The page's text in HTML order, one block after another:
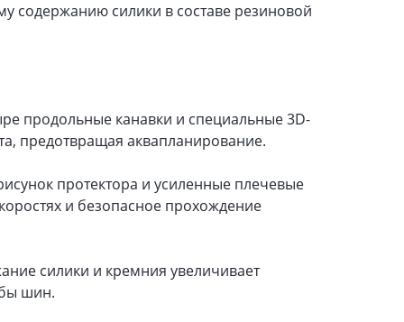
силики в составе резиновой
продольные канавки и специальные 3D-
предотвращая аквапланирование.
протектора и усиленные плечевые
и безопасное прохождение
силики и кремния увеличивает
шин.